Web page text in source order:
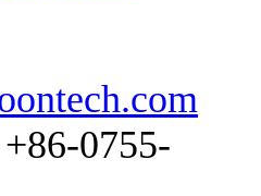
0755-